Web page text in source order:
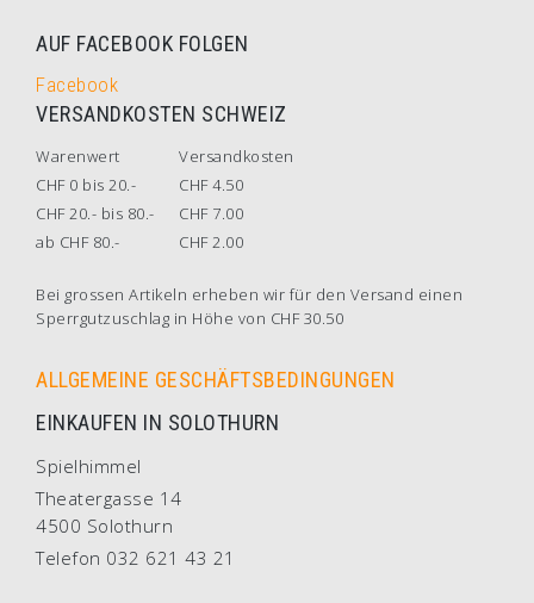
AUF FACEBOOK FOLGEN
Facebook
VERSANDKOSTEN SCHWEIZ
Warenwert
Versandkosten
CHF 0 bis 20.-
CHF 4.50
CHF 20.- bis 80.-
CHF 7.00
ab CHF 80.-
CHF 2.00
Bei grossen Artikeln erheben wir für den Versand einen
Sperrgutzuschlag in Höhe von CHF 30.50
ALLGEMEINE GESCHÄFTSBEDINGUNGEN
EINKAUFEN IN SOLOTHURN
Spielhimmel
Theatergasse 14
4500 Solothurn
Telefon 032 621 43 21